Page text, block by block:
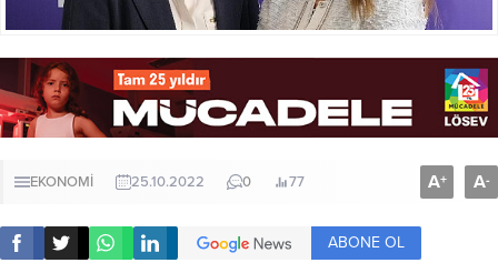
EKONOMİ 25.10.2022 0 77 A+ A-
ABONE OL